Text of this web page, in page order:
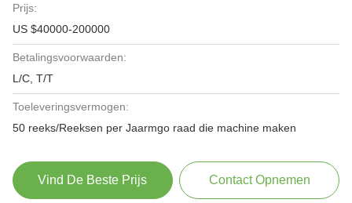
Prijs:
US $40000-200000
Betalingsvoorwaarden:
L/C, T/T
Toeleveringsvermogen:
50 reeks/Reeksen per Jaarmgo raad die machine maken
Vind De Beste Prijs Contact Opnemen